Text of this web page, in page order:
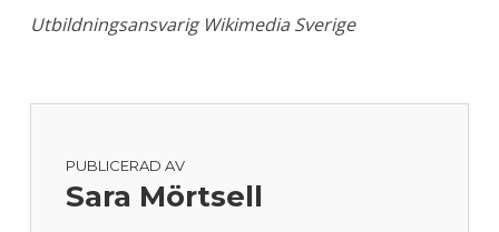
Utbildningsansvarig Wikimedia Sverige
PUBLICERAD AV
Sara Mörtsell